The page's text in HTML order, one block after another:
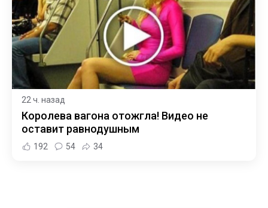
22 ч. назад
Королева вагона отожгла! Видео не
оставит равнодушным
192 54 34